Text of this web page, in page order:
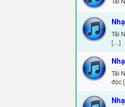
Tải
[…]
Tải
độc